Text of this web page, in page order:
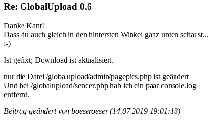
Re: GlobalUpload 0.6
Danke Kant!
Dass du auch gleich in den hintersten Winkel ganz unten schaust...
;-)
Ist gefixt; Download ist aktualisiert.
nur die Datei /globalupload/admin/pagepics.php ist geändert
Und bei /globalupload/sender.php hab ich ein paar console.log
entfernt.
Beitrag geändert von boeseroeser (14.07.2019 19:01:18)